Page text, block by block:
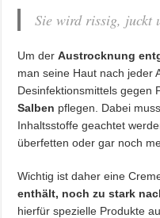
Sie wird rissig, juckt
Um derAustrocknung
man seine Haut nach jeder
Desinfektionsmittels gegen
Salben pflegen. Dabei
Inhaltsstoffe geachtet
überfetten oder gar noch
Wichtig ist daher eine
enthält, noch zu stark
hierfür spezielle Produkte